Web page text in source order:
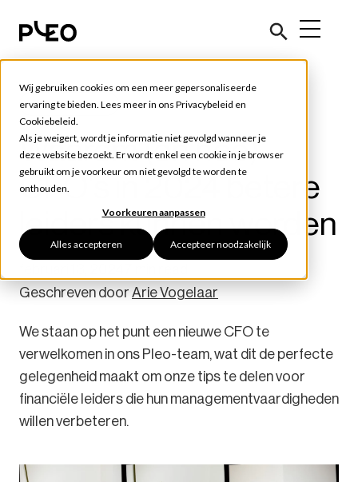
Wij gebruiken cookies om een meer gepersonaliseerde
ervaring te bieden. Lees meer in ons Privacybeleid en
Cookiebeleid.
Als je weigert, wordt je informatie niet gevolgd wanneer je
deze website bezoekt. Er wordt enkel een cookie in je browser
gebruikt om je voorkeur om niet gevolgd te worden te
onthouden.
Voorkeuren aanpassen
Alles accepteren Accepteer noodzakelijk
Tools en tips
Waarom (en hoe)
CFO's in 2024 betere
leiders kunnen worden
Geschreven door Arie Vogelaar
We staan op het punt een nieuwe CFO te
verwelkomen in ons Pleo-team, wat dit de perfecte
gelegenheid maakt om onze tips te delen voor
financiële leiders die hun managementvaardigheden
willen verbeteren.